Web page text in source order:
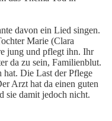
davon ein Lied singen.
Marie (Clara
jung und pflegt ihn. Ihr
da zu sein, Familienblut.
Die Last der Pflege
Arzt hat da einen guten
sie damit jedoch nicht.